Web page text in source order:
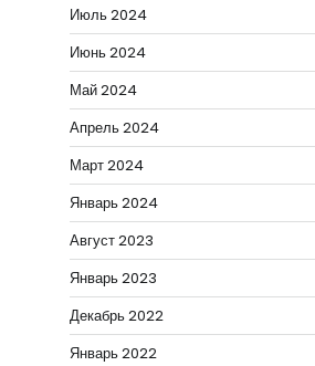
Июль 2024
Июнь 2024
Май 2024
Апрель 2024
Март 2024
Январь 2024
Август 2023
Январь 2023
Декабрь 2022
Январь 2022